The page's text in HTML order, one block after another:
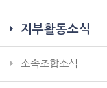
지부활동소식
소속조합소식